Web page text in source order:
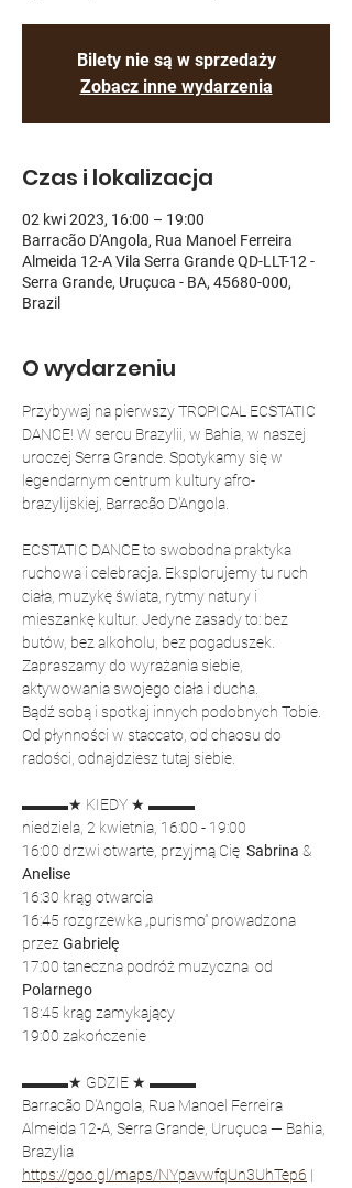
Bilety nie są w sprzedaży
Zobacz inne wydarzenia
Czas i lokalizacja
02 kwi 2023, 16:00 – 19:00
Barracão D'Angola, Rua Manoel Ferreira
Almeida 12-A Vila Serra Grande QD-LLT-12 -
Serra Grande, Uruçuca - BA, 45680-000,
Brazil
O wydarzeniu
Przybywaj na pierwszy TROPICAL ECSTATIC
DANCE! W sercu Brazylii, w Bahia, w naszej
uroczej Serra Grande. Spotykamy się w
legendarnym centrum kultury afro-
brazylijskiej, Barracão D'Angola.
ECSTATIC DANCE to swobodna praktyka
ruchowa i celebracja. Eksplorujemy tu ruch
ciała, muzykę świata, rytmy natury i
mieszankę kultur. Jedyne zasady to: bez
butów, bez alkoholu, bez pogaduszek.
Zapraszamy do wyrażania siebie,
aktywowania swojego ciała i ducha.
Bądź sobą i spotkaj innych podobnych Tobie.
Od płynności w staccato, od chaosu do
radości, odnajdziesz tutaj siebie.
▬▬▬★ KIEDY ★ ▬▬▬
niedziela, 2 kwietnia, 16:00 - 19:00
16:00 drzwi otwarte, przyjmą Cię Sabrina &
Anelise
16:30 krąg otwarcia
16:45 rozgrzewka „purismo” prowadzona
przez Gabrielę
17:00 taneczna podróż muzyczna  od
Polarnego
18:45 krąg zamykający
19:00 zakończenie
▬▬▬★ GDZIE ★ ▬▬▬
Barracão D'Angola, Rua Manoel Ferreira
Almeida 12-A, Serra Grande, Uruçuca — Bahia,
Brazylia
https://goo.gl/maps/NYpavwfqUn3UhTep6 |